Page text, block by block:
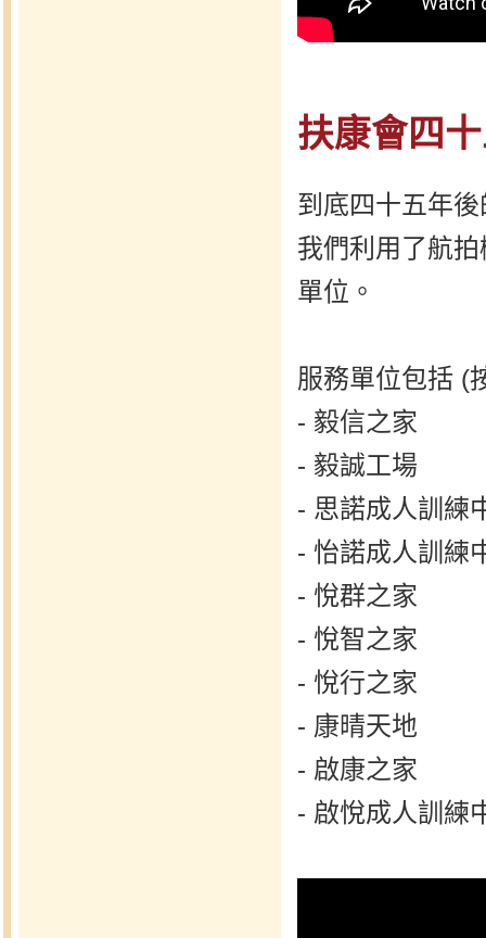
扶康會四
到底四十五年
我們利用了航
單位。
服務單位包括 (
- 毅信之家
- 毅誠工場
- 思諾成人訓練
- 怡諾成人訓練
- 悅群之家
- 悅智之家
- 悅行之家
- 康晴天地
- 啟康之家
- 啟悅成人訓練